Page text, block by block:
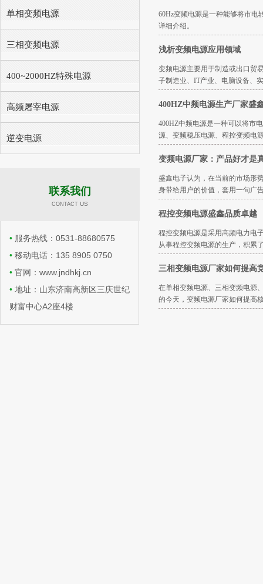
60Hz变频电源是一种能够将市电
详细介绍。
浅析变频电源应用领域
变频电源主要用于制造或出口贸
子制造业、IT产业、电脑设备、
400HZ中频电源生产厂家盛
400HZ中频电源是一种可以将市
源、变频稳压电源、程控变频电
变频电源厂家：产品好才是
盛鑫电子认为，在当前的市场形
身带给用户的价值，套用一句广
程控变频电源盛鑫品质卓越
程控变频电源是采用高频电力电
从事程控变频电源的生产，积累
三相变频电源厂家如何提高
在单相变频电源、三相变频电源
的今天，变频电源厂家如何提高
单相变频电源
三相变频电源
400~2000HZ特殊电源
高频屠宰电源
逆变电源
联系我们
CONTACT ​​ US
• 服务热线：0531-88680575
• 移动电话：135 8905 0750
• 官网：www.jndhkj.cn
• 地址：山东济南高新区三庆世纪
财富中心A2座4楼